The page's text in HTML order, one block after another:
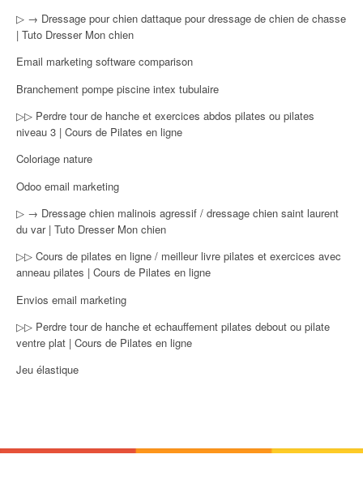
▷ → Dressage pour chien dattaque pour dressage de chien de chasse
| Tuto Dresser Mon chien
Email marketing software comparison
Branchement pompe piscine intex tubulaire
▷▷ Perdre tour de hanche et exercices abdos pilates ou pilates
niveau 3 | Cours de Pilates en ligne
Coloriage nature
Odoo email marketing
▷ → Dressage chien malinois agressif / dressage chien saint laurent
du var | Tuto Dresser Mon chien
▷▷ Cours de pilates en ligne / meilleur livre pilates et exercices avec
anneau pilates | Cours de Pilates en ligne
Envios email marketing
▷▷ Perdre tour de hanche et echauffement pilates debout ou pilate
ventre plat | Cours de Pilates en ligne
Jeu élastique